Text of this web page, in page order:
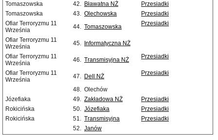
Tomaszowska
42. Bławatna NŻ
Przesiadki
Tomaszowska
43. Olechowska
Przesiadki
Ofiar Terroryzmu 11
Września
44. Tomaszowska Przesiadki
Ofiar Terroryzmu 11
Września
45.
Informatyczna NŻ
Ofiar Terroryzmu 11
Września
46. Transmisyjna NŻ Przesiadki
Ofiar Terroryzmu 11
Września
47. Dell NŻ Przesiadki
48. Olechów
Józefiaka
49. Zakładowa NŻ
Przesiadki
Rokicińska
50. Józefiaka
Przesiadki
Rokicińska
51. Transmisyjna
Przesiadki
52. Janów